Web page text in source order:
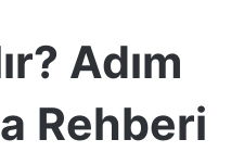
Adım
Rehberi